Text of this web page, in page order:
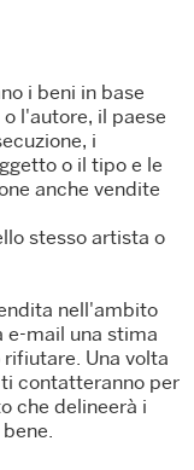
i beni in base
l'autore, il paese
i
o il tipo e le
anche vendite
stesso artista o
nell'ambito
e-mail una stima
Una volta
contatteranno per
che delineerà i